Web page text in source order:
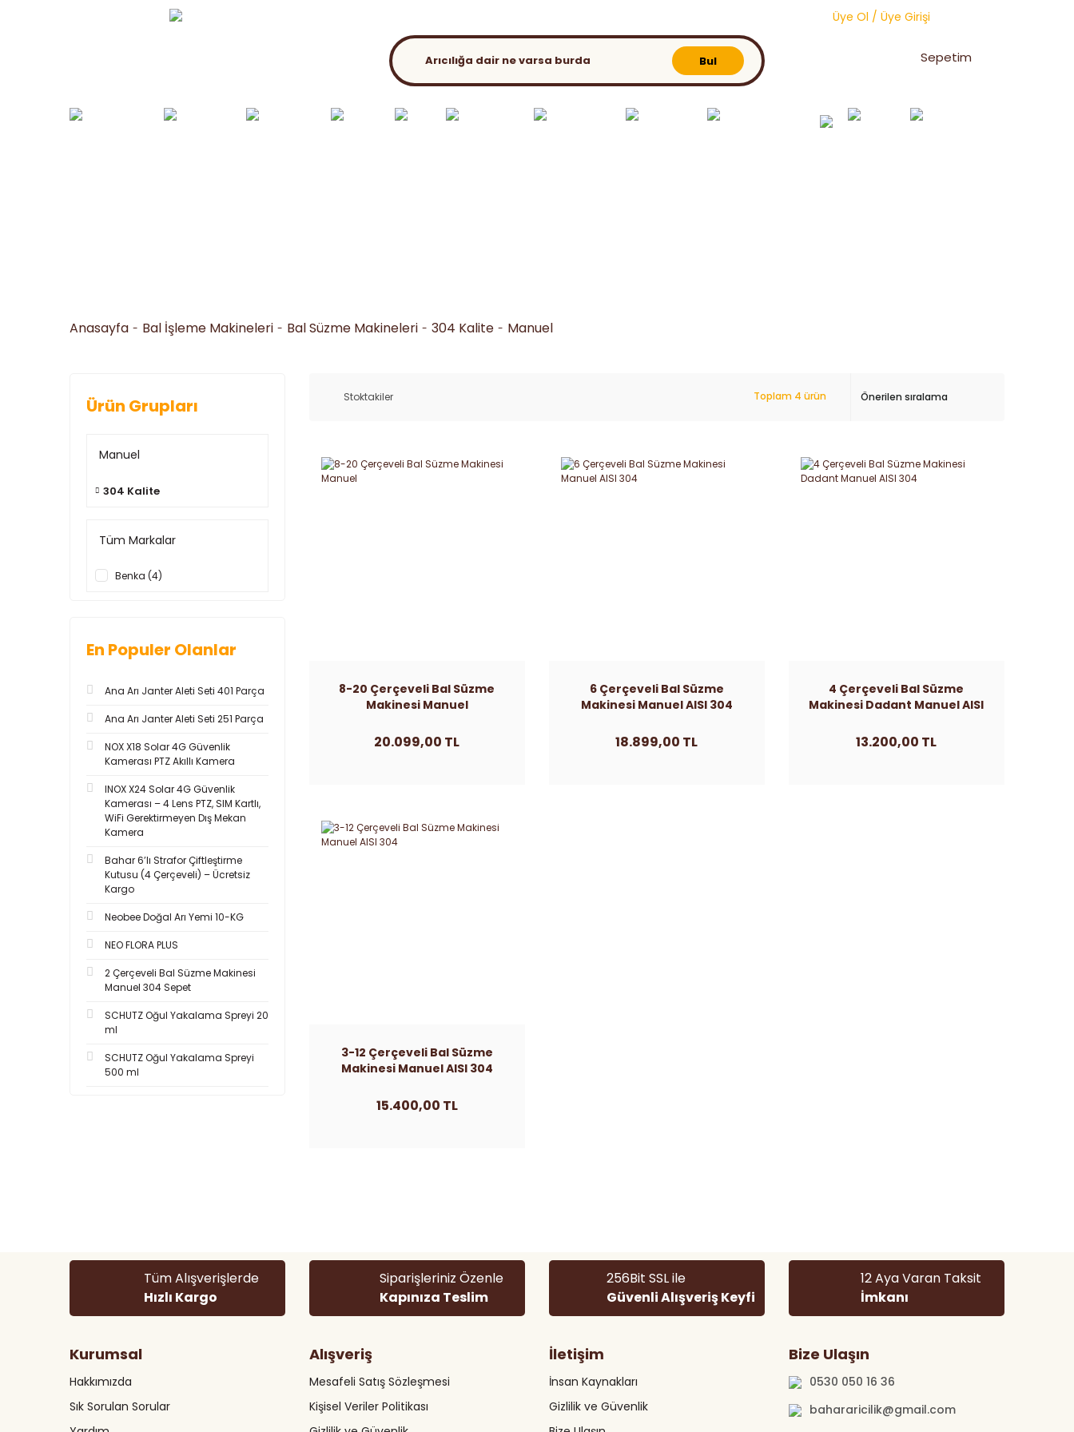
Üye Ol / Üye Girişi
Bul Sepetim
Anasayfa Bal İşleme Makineleri Bal Süzme Makineleri 304 Kalite Manuel
Ürün Grupları
Manuel
304 Kalite
Tüm Markalar
Benka (4)
En Populer Olanlar
Ana Arı Janter Aleti Seti 401 Parça
Ana Arı Janter Aleti Seti 251 Parça
NOX X18 Solar 4G Güvenlik
Kamerası PTZ Akıllı Kamera
INOX X24 Solar 4G Güvenlik
Kamerası – 4 Lens PTZ, SIM Kartlı,
WiFi Gerektirmeyen Dış Mekan
Kamera
Bahar 6’lı Strafor Çiftleştirme
Kutusu (4 Çerçeveli) – Ücretsiz
Kargo
Neobee Doğal Arı Yemi 10-KG
NEO FLORA PLUS
2 Çerçeveli Bal Süzme Makinesi
Manuel 304 Sepet
SCHUTZ Oğul Yakalama Spreyi 20
ml
SCHUTZ Oğul Yakalama Spreyi
500 ml
Stoktakiler Toplam 4 ürün
8-20 Çerçeveli Bal Süzme
Makinesi Manuel
20.099,00 TL
6 Çerçeveli Bal Süzme
Makinesi Manuel AISI 304
18.899,00 TL
4 Çerçeveli Bal Süzme
Makinesi Dadant Manuel AISI
13.200,00 TL
3-12 Çerçeveli Bal Süzme
Makinesi Manuel AISI 304
15.400,00 TL
Tüm Alışverişlerde
Hızlı Kargo
Siparişleriniz Özenle
Kapınıza Teslim
256Bit SSL ile
Güvenli Alışveriş Keyfi
12 Aya Varan Taksit
İmkanı
Kurumsal
Hakkımızda
Sık Sorulan Sorular
Alışveriş
Mesafeli Satış Sözleşmesi
Kişisel Veriler Politikası
İletişim
İnsan Kaynakları
Gizlilik ve Güvenlik
Bize Ulaşın
0530 050 16 36
bahararicilik@gmail.com